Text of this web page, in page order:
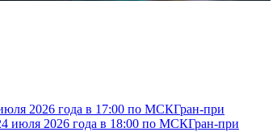
2026 года в 17:00 по МСКГран-при
июля 2026 года в 18:00 по МСКГран-при